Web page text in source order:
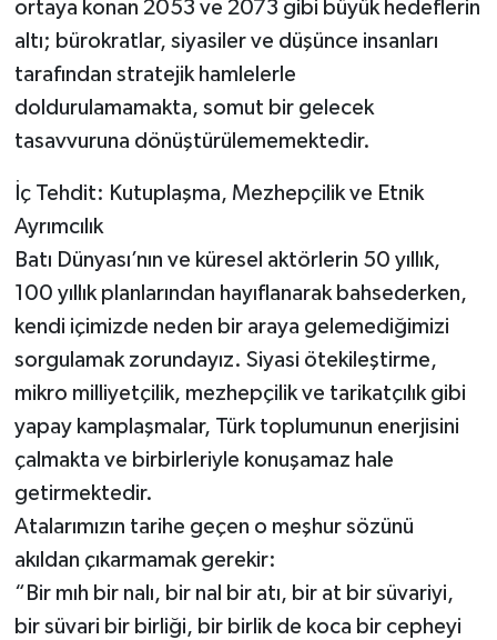
ortaya konan 2053 ve 2073 gibi büyük hedeflerin
altı; bürokratlar, siyasiler ve düşünce insanları
tarafından stratejik hamlelerle
doldurulamamakta, somut bir gelecek
tasavvuruna dönüştürülememektedir.
İç Tehdit: Kutuplaşma, Mezhepçilik ve Etnik
Ayrımcılık
Batı Dünyası’nın ve küresel aktörlerin 50 yıllık,
100 yıllık planlarından hayıflanarak bahsederken,
kendi içimizde neden bir araya gelemediğimizi
sorgulamak zorundayız. Siyasi ötekileştirme,
mikro milliyetçilik, mezhepçilik ve tarikatçılık gibi
yapay kamplaşmalar, Türk toplumunun enerjisini
çalmakta ve birbirleriyle konuşamaz hale
getirmektedir.
Atalarımızın tarihe geçen o meşhur sözünü
akıldan çıkarmamak gerekir:
“Bir mıh bir nalı, bir nal bir atı, bir at bir süvariyi,
bir süvari bir birliği, bir birlik de koca bir cepheyi